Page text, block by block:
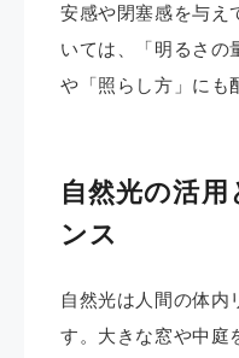
安感や閉塞感を与え
いては、「明るさの
や「照らし方」にも
自然光の活
ンス
自然光は人間の体内
す。大きな窓や中庭